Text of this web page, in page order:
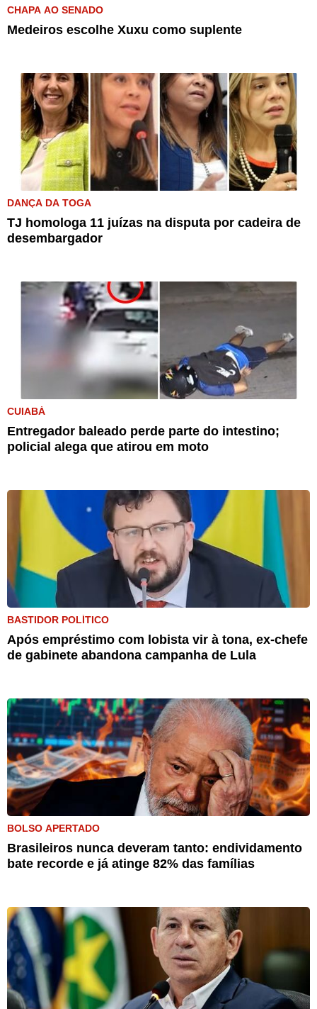
CHAPA AO SENADO
Medeiros escolhe Xuxu como suplente
DANÇA DA TOGA
TJ homologa 11 juízas na disputa por cadeira de
desembargador
CUIABÁ
Entregador baleado perde parte do intestino;
policial alega que atirou em moto
BASTIDOR POLÍTICO
Após empréstimo com lobista vir à tona, ex-chefe
de gabinete abandona campanha de Lula
BOLSO APERTADO
Brasileiros nunca deveram tanto: endividamento
bate recorde e já atinge 82% das famílias